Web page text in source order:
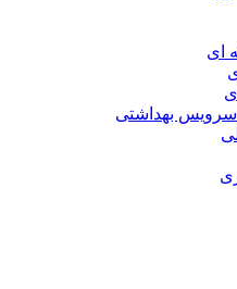
ای
بهداشتی